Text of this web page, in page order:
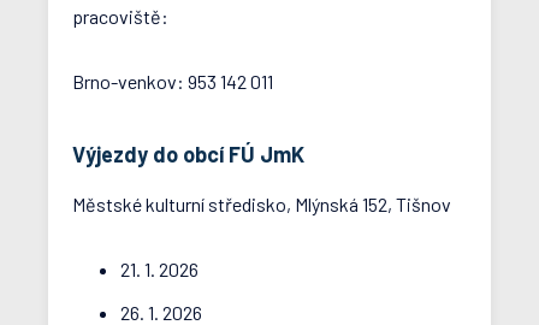
pracoviště:
Brno-venkov: 953 142 011
Výjezdy do obcí FÚ JmK
Městské kulturní středisko, Mlýnská 152, Tišnov
21. 1. 2026
26. 1. 2026